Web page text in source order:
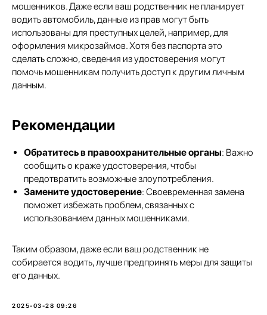
мошенников. Даже если ваш родственник не планирует
водить автомобиль, данные из прав могут быть
использованы для преступных целей, например, для
оформления микрозаймов. Хотя без паспорта это
сделать сложно, сведения из удостоверения могут
помочь мошенникам получить доступ к другим личным
данным.
Рекомендации
Обратитесь в правоохранительные органы: Важно
сообщить о краже удостоверения, чтобы
предотвратить возможные злоупотребления.
Замените удостоверение: Своевременная замена
поможет избежать проблем, связанных с
использованием данных мошенниками.
Таким образом, даже если ваш родственник не
собирается водить, лучше предпринять меры для защиты
его данных.
2025-03-28 09:26